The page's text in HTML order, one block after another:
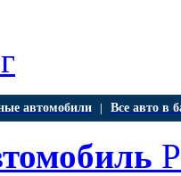
автомобили Все авто в